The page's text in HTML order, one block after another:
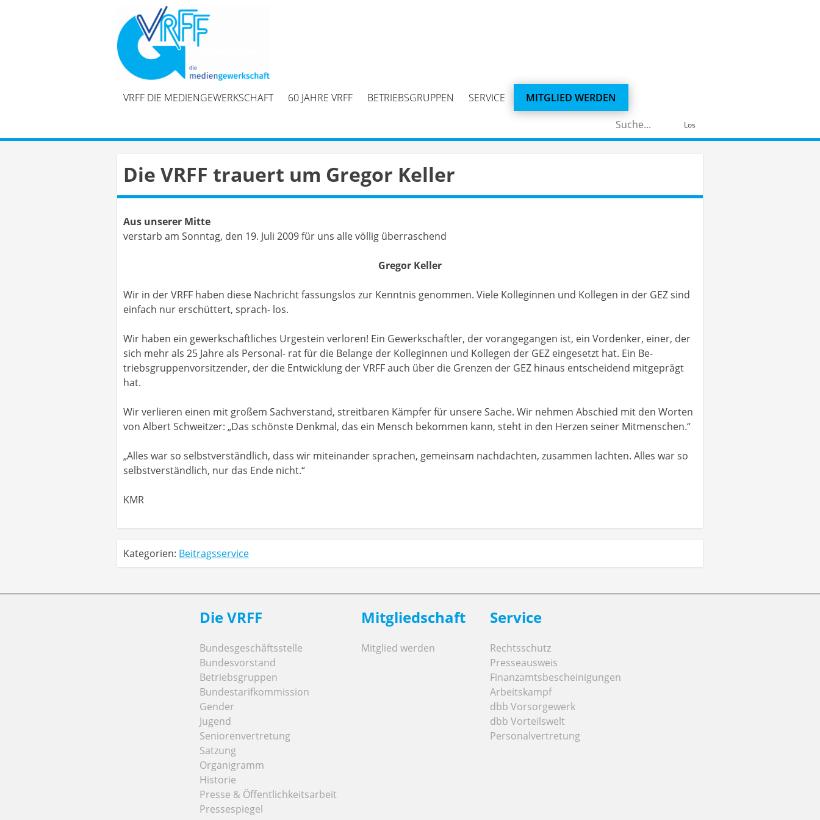
VRFF DIE MEDIENGEWERKSCHAFT 60 JAHRE VRFF BETRIEBSGRUPPEN SERVICE
MITGLIED WERDEN
Los
Die VRFF trauert um Gregor Keller
Aus unserer Mitte
verstarb am Sonntag, den 19. Juli 2009 für uns alle völlig überraschend
Gregor Keller
Wir in der VRFF haben diese Nachricht fassungslos zur Kenntnis genommen. Viele Kolleginnen und Kollegen in der GEZ sind
einfach nur erschüttert, sprach- los.
Wir haben ein gewerkschaftliches Urgestein verloren! Ein Gewerkschaftler, der vorangegangen ist, ein Vordenker, einer, der
sich mehr als 25 Jahre als Personal- rat für die Belange der Kolleginnen und Kollegen der GEZ eingesetzt hat. Ein Be-
triebsgruppenvorsitzender, der die Entwicklung der VRFF auch über die Grenzen der GEZ hinaus entscheidend mitgeprägt
hat.
Wir verlieren einen mit großem Sachverstand, streitbaren Kämpfer für unsere Sache. Wir nehmen Abschied mit den Worten
von Albert Schweitzer: „Das schönste Denkmal, das ein Mensch bekommen kann, steht in den Herzen seiner Mitmenschen.“
„Alles war so selbstverständlich, dass wir miteinander sprachen, gemeinsam nachdachten, zusammen lachten. Alles war so
selbstverständlich, nur das Ende nicht.“
KMR
Kategorien: Beitragsservice
Die VRFF
Bundesgeschäftsstelle
Bundesvorstand
Betriebsgruppen
Bundestarifkommission
Gender
Jugend
Seniorenvertretung
Satzung
Organigramm
Historie
Presse & Öffentlichkeitsarbeit
Pressespiegel
Mitgliedschaft
Mitglied werden
Service
Rechtsschutz
Presseausweis
Finanzamtsbescheinigungen
Arbeitskampf
dbb Vorsorgewerk
dbb Vorteilswelt
Personalvertretung